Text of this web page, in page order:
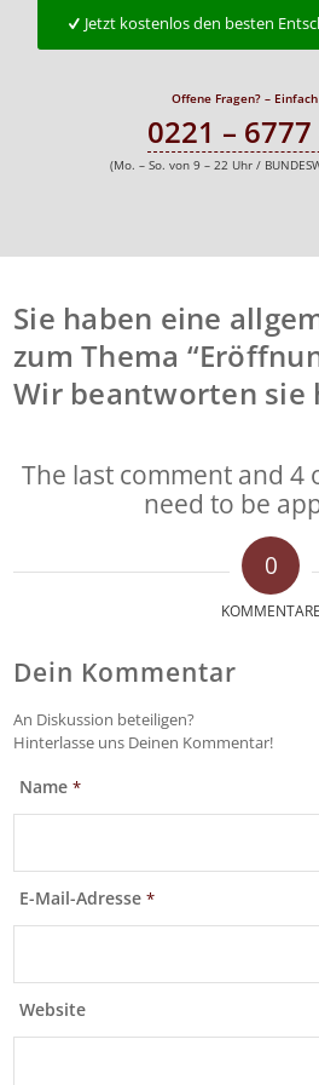
Jetzt kostenlos den besten
Offene Fragen? –
0221 –
(Mo. – So. von 9 – 22 Uhr /
Sie haben eine
zum Thema
Wir beantworten sie
The last comment and 4
need to be
0
KOMMENTARE
Dein Kommentar
An Diskussion beteiligen?
Hinterlasse uns Deinen Kommentar!
Name*
E-Mail-Adresse*
Website